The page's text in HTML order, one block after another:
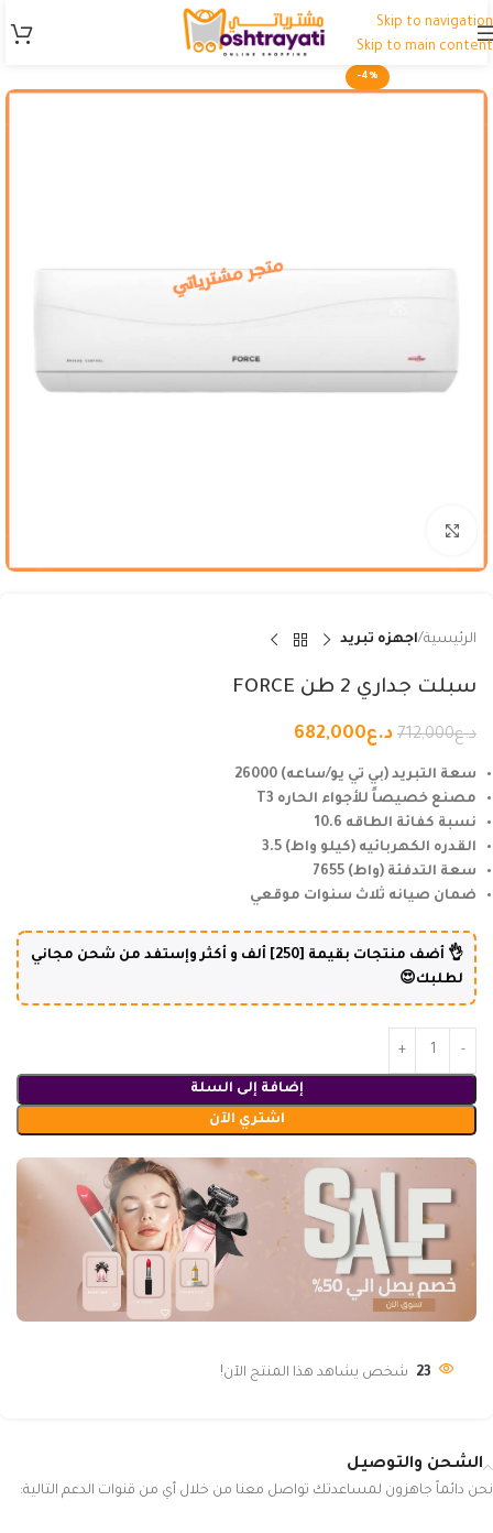
Skip to navigation
Skip to main content
-4%
الرئيسية اجهزه تبريد
سبلت جداري 2 طن FORCE
د.ع712,000 د.ع682,000
سعة التبريد (بي تي يو/ساعه) 26000
مصنع خصيصاً للأجواء الحاره T3
نسبة كفائة الطاقه 10.6
القدره الكهربائيه (كيلو واط) 3.5
سعة التدفئة (واط) 7655
ضمان صيانه ثلاث سنوات موقعي
👌 أضف منتجات بقيمة [250] ألف و أكثر وإستفد من شحن مجاني
لطلبك😍
إضافة إلى السلة
اشتري الآن
23 شخص يشاهد هذا المنتج الآن!
الشحن والتوصيل
نحن دائماً جاهزون لمساعدتك تواصل معنا من خلال أي من قنوات الدعم التالية: